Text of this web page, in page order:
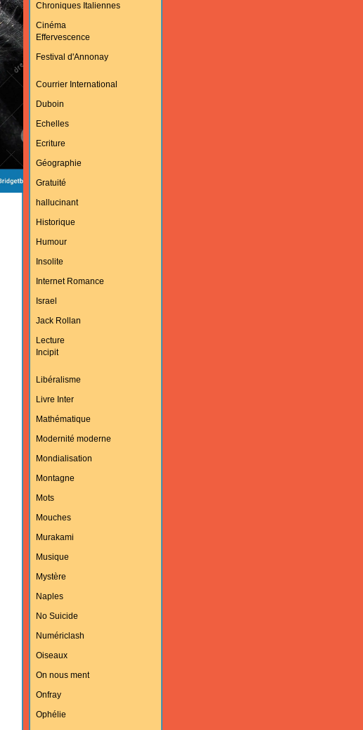
Chroniques Italiennes
Cinéma
Effervescence
Festival d'Annonay
Courrier International
Duboin
Echelles
Ecriture
Géographie
Gratuité
hallucinant
Historique
Humour
Insolite
Internet Romance
Israel
Jack Rollan
Lecture
Incipit
Libéralisme
Livre Inter
Mathématique
Modernité moderne
Mondialisation
Montagne
Mots
Mouches
Murakami
Musique
Mystère
Naples
No Suicide
Numériclash
Oiseaux
On nous ment
Onfray
Ophélie